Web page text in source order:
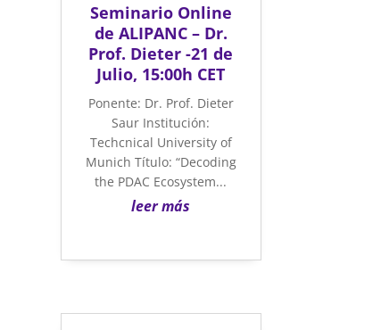
Seminario Online
de ALIPANC – Dr.
Prof. Dieter -21 de
Julio, 15:00h CET
Ponente: Dr. Prof. Dieter
Saur Institución:
Techcnical University of
Munich Título: “Decoding
the PDAC Ecosystem...
leer más